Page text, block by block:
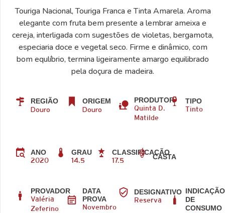
Touriga Nacional, Touriga Franca e Tinta Amarela. Aroma
elegante com fruta bem presente a lembrar ameixa e
cereja, interligada com sugestões de violetas, bergamota,
especiaria doce e vegetal seco. Firme e dinâmico, com
bom equlíbrio, termina ligeiramente amargo equilibrado
pela doçura de madeira.
REGIÃO
Douro
ORIGEM
Douro
PRODUTOR
Quinta D.
Matilde
TIPO
Tinto
ANO
2020
GRAU
14.5
CLASSIFICAÇÃO
17.5
CASTA
PROVADOR
Valéria
Zeferino
DATA
PROVA
Novembro
DESIGNATIVO
Reserva
INDICAÇÃO
DE
CONSUMO